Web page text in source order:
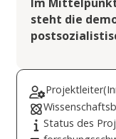
steht die
Status des